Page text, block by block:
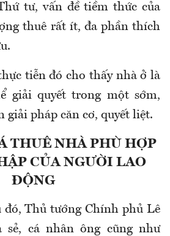
tư, vấn đề tiềm thức của
thuê rất ít, đa phần thích
tiễn đó cho thấy nhà ở là
giải quyết trong một sớm,
giải pháp căn cơ, quyết liệt.
THUÊ NHÀ PHÙ HỢP
CỦA NGƯỜI LAO
ĐỘNG
đó, Thủ tướng Chính phủ Lê
cá nhân ông cũng như